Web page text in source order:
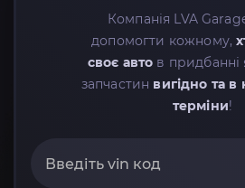
Компанія LVA
допомогти кожному,
своє авто в придбанні
запчастин вигідно та
терміни!